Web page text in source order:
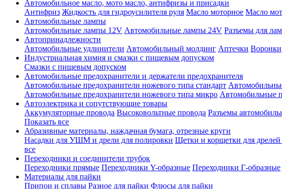
Автомобильное масло, мото масло, антифризы и присадки
Антифриз Жидкость для гидроусилителя руля Масло моторное Масло
Автомобильные лампы
Автомобильные лампы 12V Автомобильные лампы 24V Разъемы для
Автопринадлежности
Автомобильные удлинители Автомобильный молдинг Аптечки Воронки
Индустриальная химия и смазки с пищевым допуском
Смазки с пищевым допуском
Автомобильные предохранители и держатели предохранителя
Автомобильные предохранители ножевого типа стандарт
Автомобильные предохранители ножевого типа микро Автомобильные
Автоэлектрика и сопутствующие товары
Аккумуляторные провода Высоковольтные провода Разъемы
Показать все
Абразивные материалы, наждачная бумага, отрезные круги
Насадки для УШМ и дрели для полировки Щетки и корщетки для
все
Переходники и соединители трубок
Переходники прямые Переходники Y-образные Переходники Г-образные
Материалы для пайки
Припои и сплавы Разное для пайки Флюсы для пайки